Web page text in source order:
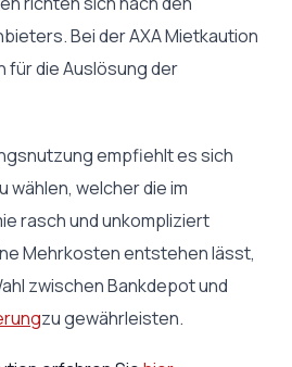
Bei der AXA Mietkaution
für die Auslösung der
empfiehlt es sich
wählen, welcher die im
rasch und unkompliziert
Mehrkosten entstehen lässt,
zwischen Bankdepot und
zu gewährleisten.